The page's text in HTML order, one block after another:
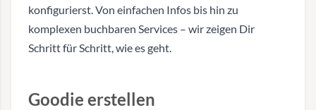
konfigurierst. Von einfachen Infos bis hin zu
komplexen buchbaren Services – wir zeigen Dir
Schritt für Schritt, wie es geht.
Goodie erstellen